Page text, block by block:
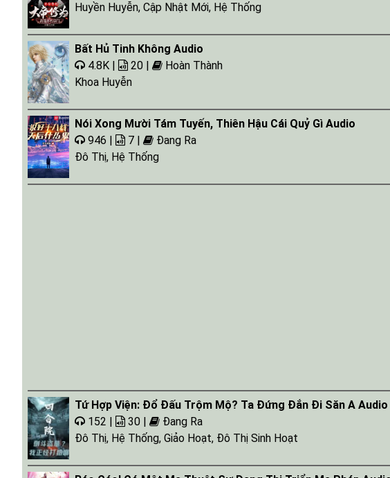
Huyền Huyễn, Cập Nhật Mới, Hệ Thống
Bất Hủ Tinh Không Audio
4.8K |
20 |
Hoàn Thành
Khoa Huyễn
Nói Xong Mười Tám Tuyến, Thiên Hậu Cái Quỷ Gì Audio
946 |
7 |
Đang Ra
Đô Thị, Hệ Thống
Tứ Hợp Viện: Đổ Đấu Trộm Mộ? Ta Đứng Đắn Đi Săn A Audio
152 |
30 |
Đang Ra
Đô Thị, Hệ Thống, Giảo Hoạt, Đô Thị Sinh Hoạt